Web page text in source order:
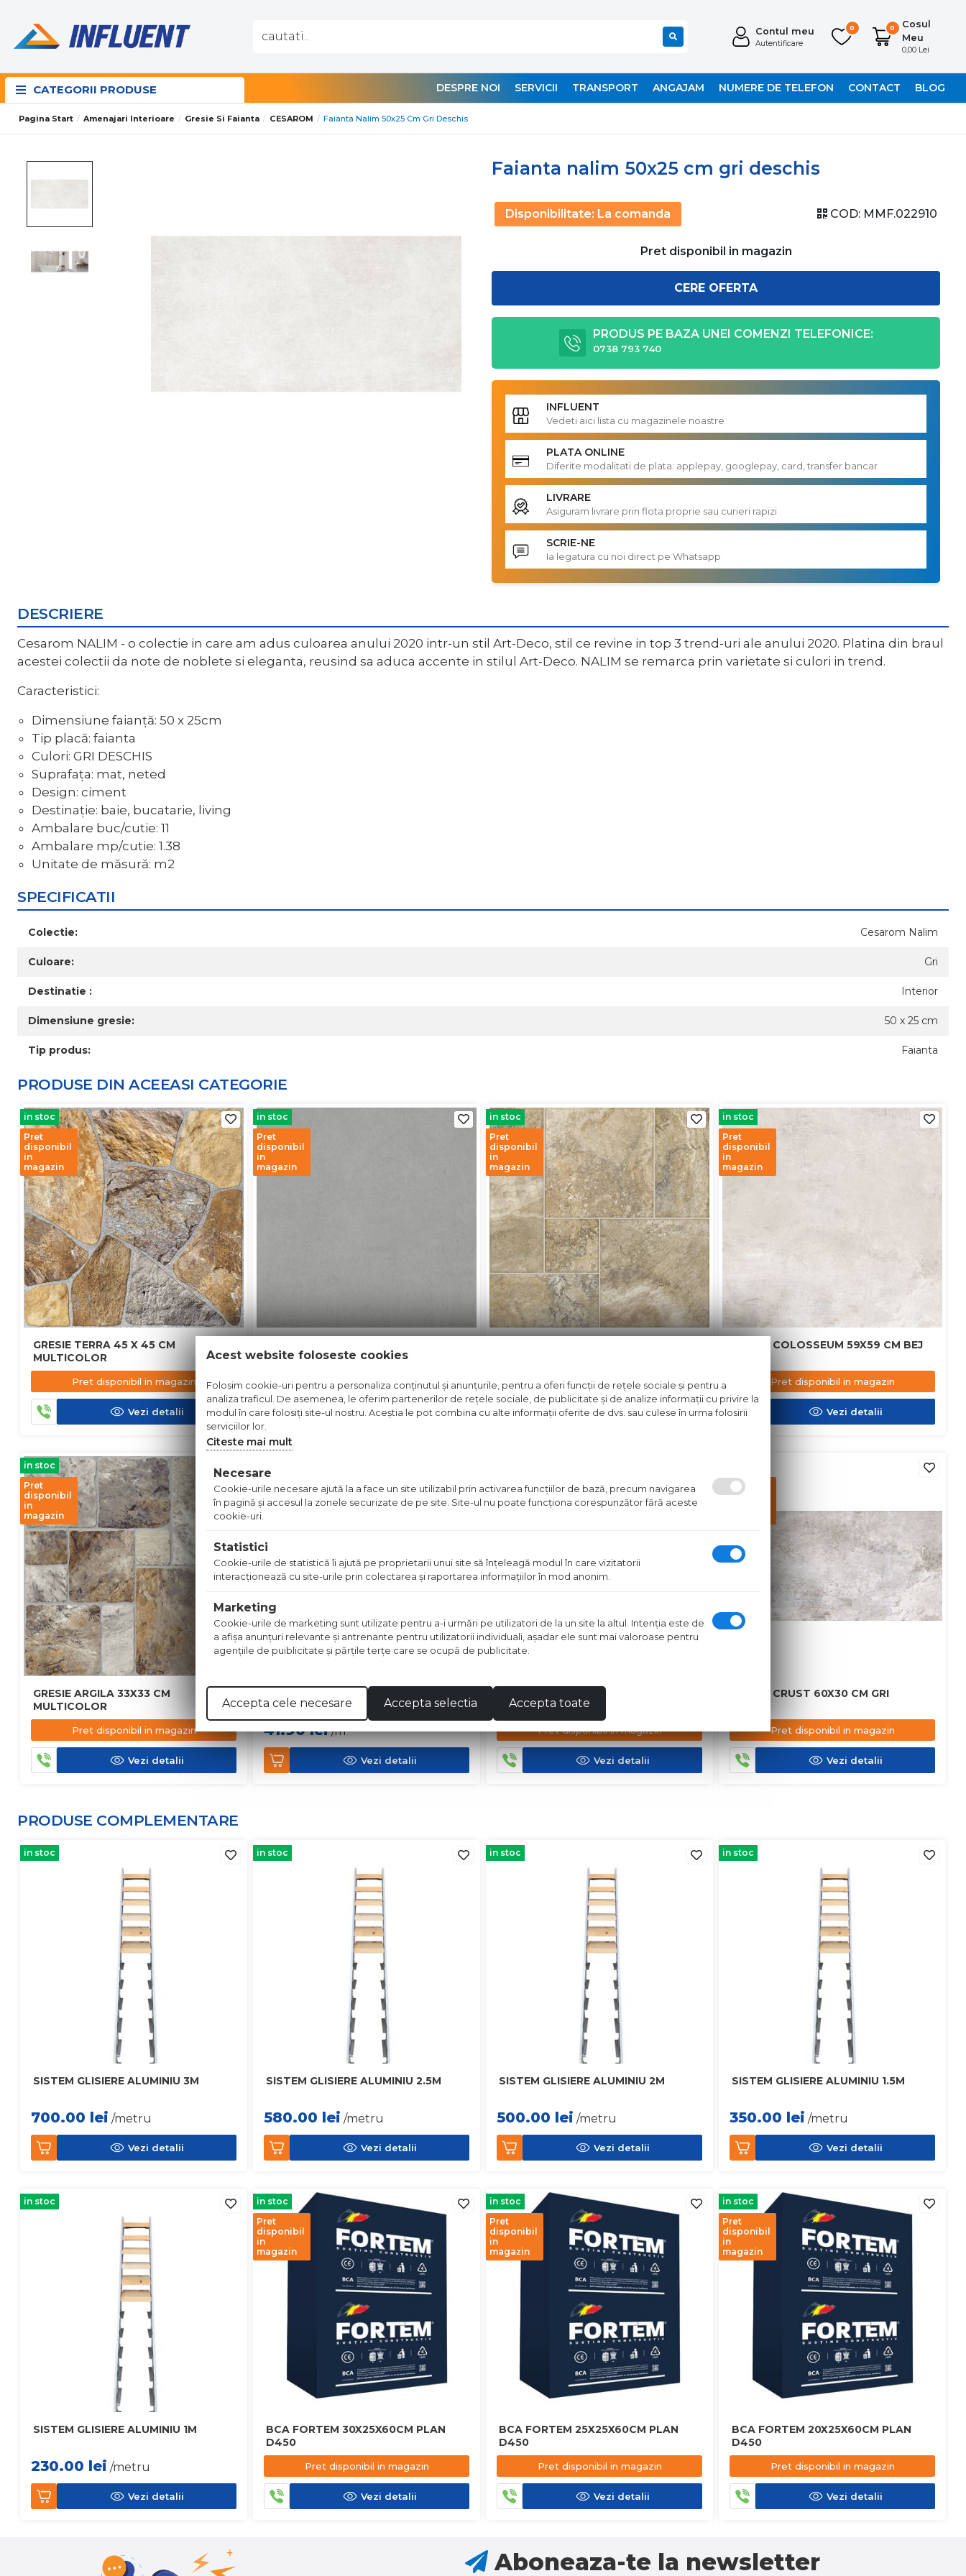
Contul meu
Autentificare
0 0
Cosul
Meu
0,00 Lei
CATEGORII PRODUSE DESPRE NOI SERVICII TRANSPORT ANGAJAM NUMERE DE TELEFON CONTACT BLOG
Pagina Start Amenajari Interioare Gresie Si Faianta CESAROM Faianta Nalim 50x25 Cm Gri Deschis
Faianta nalim 50x25 cm gri deschis
Disponibilitate: La comanda COD: MMF.022910
Pret disponibil in magazin
CERE OFERTA
PRODUS PE BAZA UNEI COMENZI TELEFONICE:
0738 793 740
INFLUENT
Vedeti aici lista cu magazinele noastre
PLATA ONLINE
Diferite modalitati de plata: applepay, googlepay, card, transfer bancar
LIVRARE
Asiguram livrare prin flota proprie sau curieri rapizi
SCRIE-NE
Ia legatura cu noi direct pe Whatsapp
DESCRIERE
Cesarom NALIM - o colectie in care am adus culoarea anului 2020 intr-un stil Art-Deco, stil ce revine in top 3 trend-uri ale anului 2020. Platina din braul
acestei colectii da note de noblete si eleganta, reusind sa aduca accente in stilul Art-Deco. NALIM se remarca prin varietate si culori in trend.
Caracteristici:
Dimensiune faianță: 50 x 25cm
Tip placă: faianta
Culori: GRI DESCHIS
Suprafața: mat, neted
Design: ciment
Destinație: baie, bucatarie, living
Ambalare buc/cutie: 11
Ambalare mp/cutie: 1.38
Unitate de măsură: m2
SPECIFICATII
Colectie: Cesarom Nalim
Culoare: Gri
Destinatie : Interior
Dimensiune gresie: 50 x 25 cm
Tip produs: Faianta
PRODUSE DIN ACEEASI CATEGORIE
in stoc
Pret
disponibil
in
magazin
GRESIE TERRA 45 X 45 CM
MULTICOLOR
Pret disponibil in magazin
Vezi detalii
in stoc
Pret
disponibil
in
magazin
DESCHIS
Pret disponibil in magazin
Vezi detalii
in stoc
Pret
disponibil
in
magazin
Pret disponibil in magazin
Vezi detalii
in stoc
Pret
disponibil
in
magazin
GRESIE COLOSSEUM 59X59 CM BEJ
Pret disponibil in magazin
Vezi detalii
in stoc
Pret
disponibil
in
magazin
GRESIE ARGILA 33X33 CM
MULTICOLOR
Pret disponibil in magazin
Vezi detalii
FAIANTA OPERA 50X20 CM MARO
41.90 lei /m
Vezi detalii
Pret
disponibil
in
GRESIE GARRET 60X30 CM MARO
Pret disponibil in magazin
Vezi detalii
Pret
disponibil
GRESIE CRUST 60X30 CM GRI
Pret disponibil in magazin
Vezi detalii
PRODUSE COMPLEMENTARE
in stoc
SISTEM GLISIERE ALUMINIU 3M
700.00 lei /metru
Vezi detalii
in stoc
SISTEM GLISIERE ALUMINIU 2.5M
580.00 lei /metru
Vezi detalii
in stoc
SISTEM GLISIERE ALUMINIU 2M
500.00 lei /metru
Vezi detalii
in stoc
SISTEM GLISIERE ALUMINIU 1.5M
350.00 lei /metru
Vezi detalii
in stoc
SISTEM GLISIERE ALUMINIU 1M
230.00 lei /metru
Vezi detalii
in stoc
Pret
disponibil
in
magazin
BCA FORTEM 30X25X60CM PLAN
D450
Pret disponibil in magazin
Vezi detalii
in stoc
Pret
disponibil
in
magazin
BCA FORTEM 25X25X60CM PLAN
D450
Pret disponibil in magazin
Vezi detalii
in stoc
Pret
disponibil
in
magazin
BCA FORTEM 20X25X60CM PLAN
D450
Pret disponibil in magazin
Vezi detalii
Aboneaza-te la newsletter
Acest website foloseste cookies
Folosim cookie-uri pentru a personaliza conținutul și anunțurile, pentru a oferi funcții de rețele sociale și pentru a
analiza traficul. De asemenea, le oferim partenerilor de rețele sociale, de publicitate și de analize informații cu privire la
modul în care folosiți site-ul nostru. Aceștia le pot combina cu alte informații oferite de dvs. sau culese în urma folosirii
serviciilor lor.
Citeste mai mult
Necesare
Cookie-urile necesare ajută la a face un site utilizabil prin activarea funcţiilor de bază, precum navigarea
în pagină şi accesul la zonele securizate de pe site. Site-ul nu poate funcţiona corespunzător fără aceste
cookie-uri.
Statistici
Cookie-urile de statistică îi ajută pe proprietarii unui site să înţeleagă modul în care vizitatorii
interacţionează cu site-urile prin colectarea şi raportarea informaţiilor în mod anonim.
Marketing
Cookie-urile de marketing sunt utilizate pentru a-i urmări pe utilizatori de la un site la altul. Intenţia este de
a afişa anunţuri relevante şi antrenante pentru utilizatorii individuali, aşadar ele sunt mai valoroase pentru
agenţiile de puiblicitate şi părţile terţe care se ocupă de publicitate.
Accepta cele necesare Accepta selectia Accepta toate